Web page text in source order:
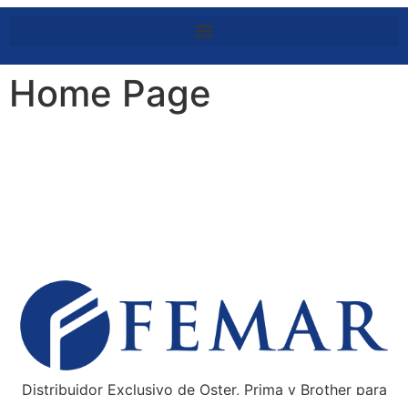
Home Page
Distribuidor Exclusivo de Oster, Prima y Brother para